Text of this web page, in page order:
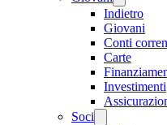
Indietro
Giovani
Conti
Carte
Investimenti
Soci